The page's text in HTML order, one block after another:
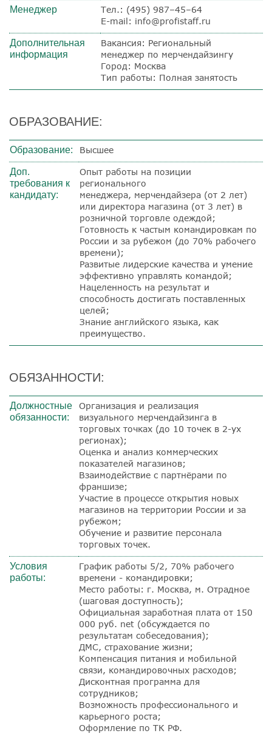
Менеджер
Тел.: (495) 987–45–64
E-mail: info@profistaff.ru
Дополнительная
информация
Вакансия: Региональный
менеджер по мерчендайзингу
Город: Москва
Тип работы: Полная занятость
ОБРАЗОВАНИЕ:
Образование: Высшее
Доп.
требования к
кандидату:
Опыт работы на позиции
регионального
менеджера, мерчендайзера (от 2 лет)
или директора магазина (от 3 лет) в
розничной торговле одеждой;
Готовность к частым командировкам по
России и за рубежом (до 70% рабочего
времени);
Развитые лидерские качества и умение
эффективно управлять командой;
Нацеленность на результат и
способность достигать поставленных
целей;
Знание английского языка, как
преимущество.
ОБЯЗАННОСТИ:
Должностные
обязанности:
Организация и реализация
визуального мерчендайзинга в
торговых точках (до 10 точек в 2-ух
регионах);
Оценка и анализ коммерческих
показателей магазинов;
Взаимодействие с партнёрами по
франшизе;
Участие в процессе открытия новых
магазинов на территории России и за
рубежом;
Обучение и развитие персонала
торговых точек.
Условия
работы:
График работы 5/2, 70% рабочего
времени - командировки;
Место работы: г. Москва, м. Отрадное
(шаговая доступность);
Официальная заработная плата от 150
000 руб. net (обсуждается по
результатам собеседования);
ДМС, страхование жизни;
Компенсация питания и мобильной
связи, командировочных расходов;
Дисконтная программа для
сотрудников;
Возможность профессионального и
карьерного роста;
Оформление по ТК РФ.